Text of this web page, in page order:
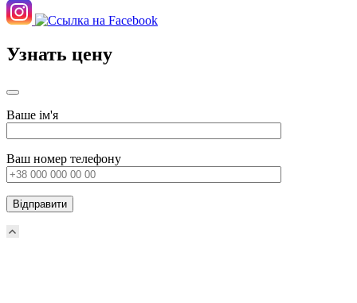
Узнать цену
Ваше ім'я
Ваш номер телефону